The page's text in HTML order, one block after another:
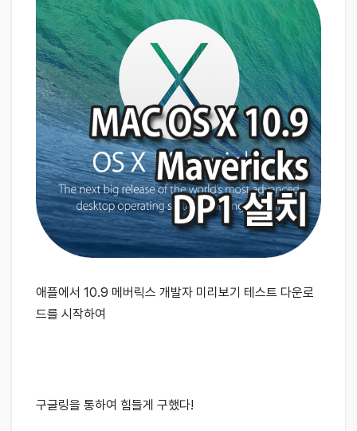
애플에서 10.9 메버릭스 개발자 미리보기 테스트 다운로
드를 시작하여
구글링을 통하여 힘들게 구했다!